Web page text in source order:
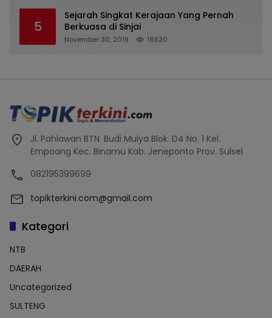
Milyaran Rupiah dan Bilyet Giro Tidak
Terdaftar, OJK Kalsel : Bertemu Tanggal 11
5
Sejarah Singkat Kerajaan Yang Pernah
Berkuasa di Sinjai
November 30, 2019 16820
Jl. Pahlawan BTN. Budi Mulya Blok. D4 No. 1 Kel.
Empoang Kec. Binamu Kab. Jeneponto Prov. Sulsel
082195399699
topikterkini.com@gmail.com
Kategori
NTB
DAERAH
Uncategorized
SULTENG